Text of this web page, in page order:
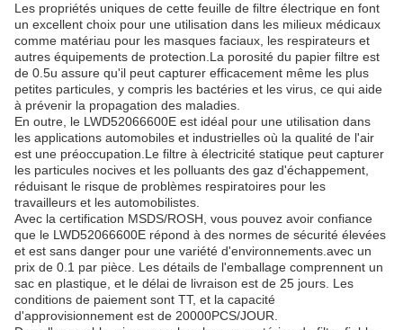
Les propriétés uniques de cette feuille de filtre électrique en font
un excellent choix pour une utilisation dans les milieux médicaux
comme matériau pour les masques faciaux, les respirateurs et
autres équipements de protection.La porosité du papier filtre est
de 0.5u assure qu'il peut capturer efficacement même les plus
petites particules, y compris les bactéries et les virus, ce qui aide
à prévenir la propagation des maladies.
En outre, le LWD52066600E est idéal pour une utilisation dans
les applications automobiles et industrielles où la qualité de l'air
est une préoccupation.Le filtre à électricité statique peut capturer
les particules nocives et les polluants des gaz d'échappement,
réduisant le risque de problèmes respiratoires pour les
travailleurs et les automobilistes.
Avec la certification MSDS/ROSH, vous pouvez avoir confiance
que le LWD52066600E répond à des normes de sécurité élevées
et est sans danger pour une variété d'environnements.avec un
prix de 0.1 par pièce. Les détails de l'emballage comprennent un
sac en plastique, et le délai de livraison est de 25 jours. Les
conditions de paiement sont TT, et la capacité
d'approvisionnement est de 20000PCS/JOUR.